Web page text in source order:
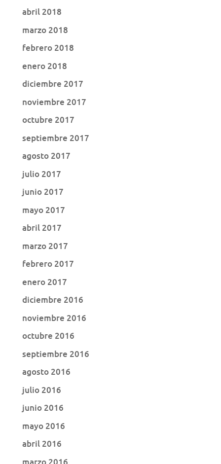
abril 2018
marzo 2018
febrero 2018
enero 2018
diciembre 2017
noviembre 2017
octubre 2017
septiembre 2017
agosto 2017
julio 2017
junio 2017
mayo 2017
abril 2017
marzo 2017
febrero 2017
enero 2017
diciembre 2016
noviembre 2016
octubre 2016
septiembre 2016
agosto 2016
julio 2016
junio 2016
mayo 2016
abril 2016